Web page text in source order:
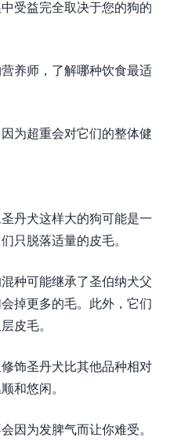
受益完全取决于您的狗的
养师，了解哪种饮食最适
为超重会对它们的整体健
丹犬这样大的狗可能是一
只脱落适量的皮毛。
种可能继承了圣伯纳犬父
掉更多的毛。此外，它们
皮毛。
饰圣丹犬比其他品种相对
和悠闲。
因为发脾气而让你难受。